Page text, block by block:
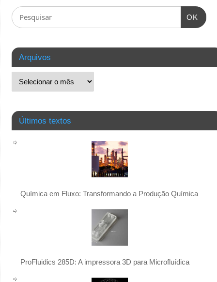
OK
Arquivos
Últimos textos
Química em Fluxo: Transformando a Produção Química
ProFluidics 285D: A impressora 3D para Microfluídica